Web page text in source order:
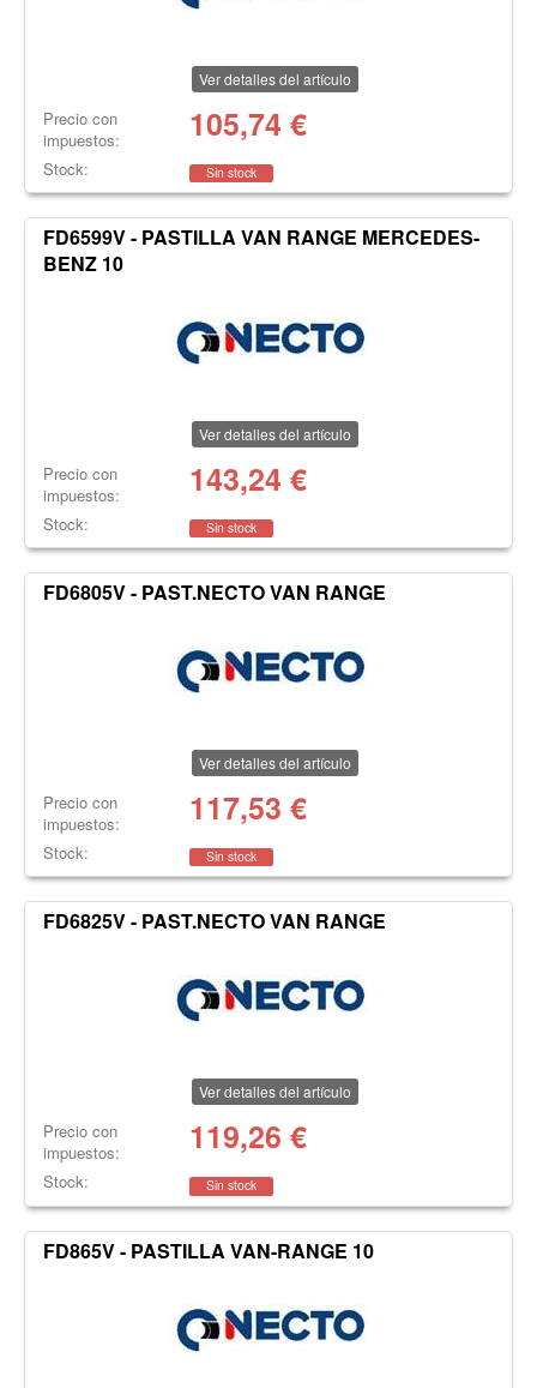
Ver detalles del artículo
Precio con
impuestos:
105,74 €
Stock: Sin stock
FD6599V - PASTILLA VAN RANGE MERCEDES-
BENZ 10
Ver detalles del artículo
Precio con
impuestos:
143,24 €
Stock: Sin stock
FD6805V - PAST.NECTO VAN RANGE
Ver detalles del artículo
Precio con
impuestos:
117,53 €
Stock: Sin stock
FD6825V - PAST.NECTO VAN RANGE
Ver detalles del artículo
Precio con
impuestos:
119,26 €
Stock: Sin stock
FD865V - PASTILLA VAN-RANGE 10